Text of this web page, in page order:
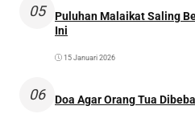
05
Puluhan Malaikat Saling
Ini
15 Januari 2026
06 Doa Agar Orang Tua